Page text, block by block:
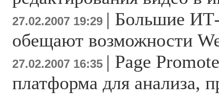
27.02.2007 19:29 | Большие
обещают возможности
27.02.2007 16:35 | Page
платформа для анализа,